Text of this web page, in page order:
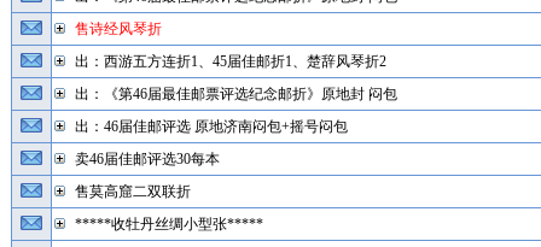
售诗经风琴折
出：西游五方连折1、45届佳邮折1、楚辞风琴折2
出：《第46届最佳邮票评选纪念邮折》原地封 闷包
出：46届佳邮评选 原地济南闷包+摇号闷包
卖46届佳邮评选30每本
售莫高窟二双联折
*****收牡丹丝绸小型张*****